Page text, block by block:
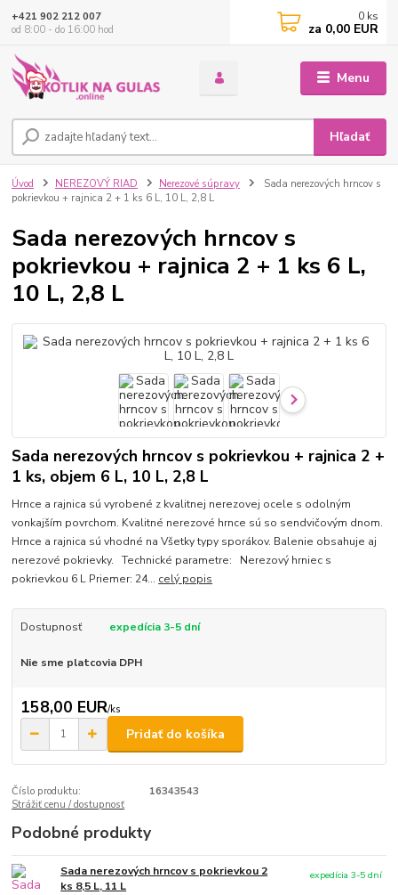
Menu
Hľadať
+421 902 212 007
od 8:00 - do 16:00 hod
0 ks
za 0,00 EUR
Úvod NEREZOVÝ RIAD Nerezové súpravy
Sada nerezových hrncov s
pokrievkou + rajnica 2 + 1 ks 6 L, 10 L, 2,8 L
Sada nerezových hrncov s
pokrievkou + rajnica 2 + 1 ks 6 L,
10 L, 2,8 L
Sada nerezových hrncov s pokrievkou + rajnica 2 +
1 ks, objem 6 L, 10 L, 2,8 L
Hrnce a rajnica sú vyrobené z kvalitnej nerezovej ocele s odolným
vonkajším povrchom. Kvalitné nerezové hrnce sú so sendvičovým dnom.
Hrnce a rajnica sú vhodné na Všetky typy sporákov. Balenie obsahuje aj
nerezové pokrievky. Technické parametre: Nerezový hrniec s
pokrievkou 6 L Priemer: 24... celý popis
Dostupnosť expedícia 3-5 dní
Nie sme platcovia DPH
158,00 EUR/ks
Pridať do košíka
Číslo produktu:
16343543
Strážiť cenu / dostupnosť
Podobné produkty
Sada nerezových hrncov s pokrievkou 2
ks 8,5 L, 11 L
expedícia 3-5 dní